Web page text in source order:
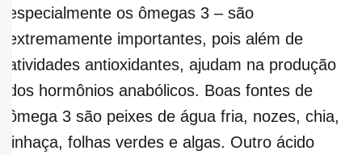
especialmente os ômegas 3 – são
extremamente importantes, pois além de
atividades antioxidantes, ajudam na produção
dos hormônios anabólicos. Boas fontes de
ômega 3 são peixes de água fria, nozes, chia,
linhaça, folhas verdes e algas. Outro ácido